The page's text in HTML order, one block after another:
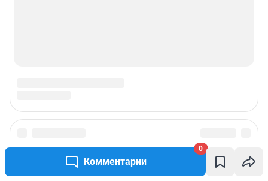
Комментарии
0
Подписаться на новости